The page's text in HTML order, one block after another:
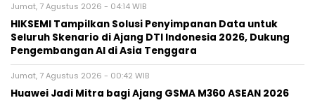
Jumat, 7 Agustus 2026 - 04:14 WIB
HIKSEMI Tampilkan Solusi Penyimpanan Data untuk
Seluruh Skenario di Ajang DTI Indonesia 2026, Dukung
Pengembangan AI di Asia Tenggara
Jumat, 7 Agustus 2026 - 00:42 WIB
Huawei Jadi Mitra bagi Ajang GSMA M360 ASEAN 2026